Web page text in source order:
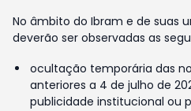
No âmbito do Ibram e de suas
deverão ser observadas as
ocultação temporária das
anteriores a 4 de julho de
publicidade institucional ou